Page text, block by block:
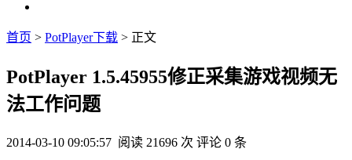
首页 > PotPlayer下载 > 正文
PotPlayer 1.5.45955修正采集游戏视频无
法工作问题
2014-03-10 09:05:57 阅读 21696 次 评论 0 条